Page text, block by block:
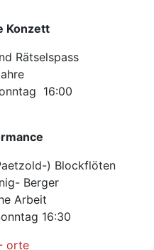
Konzett
Rätselspass
16:00
) Blockflöten
Berger
Arbeit
16:30
orte